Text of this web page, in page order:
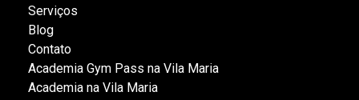
Serviços
Blog
Contato
Academia Gym Pass na Vila Maria
Academia na Vila Maria